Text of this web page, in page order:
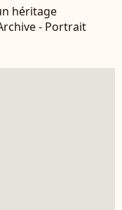
héritage
- Portrait